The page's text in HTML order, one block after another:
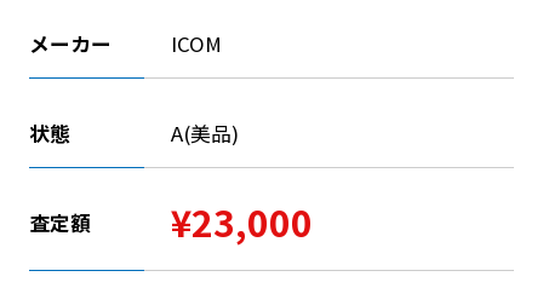
メーカー ICOM
状態 A(美品)
査定額 ¥23,000